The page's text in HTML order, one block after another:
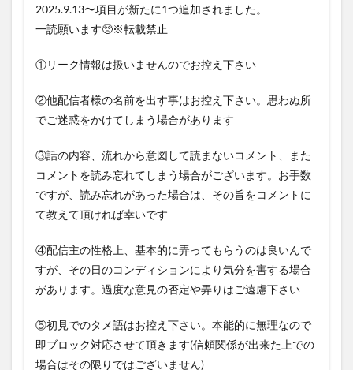
2025.9.13〜項目が新たに1つ追加されました。
一読願います🥺※転載禁止
①リーク情報は扱いませんのでお控え下さい
②他配信者様の名前を出す事はお控え下さい。思わぬ所
でご迷惑をかけてしまう場合があります
③話の内容、流れから意図して読まないコメント、また
コメントを読み忘れてしまう場合がございます。お手数
ですが、読み忘れがあった場合は、その旨をコメントに
て教えて頂ければ幸いです
④配信主の性格上、基本的に弄ってもらうのは良いんで
すが、その日のコンディションにより気分を害する場合
があります。過度な意見の否定や弄りはご遠慮下さい
⑤初見でのタメ語はお控え下さい。本能的に無理なので
即ブロック対応させて頂きます(信頼関係が出来た上での
場合はその限りではございません)